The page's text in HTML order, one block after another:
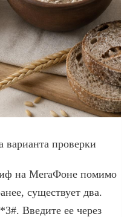
варианта проверки
на МегаФоне помимо
существует два.
Введите ее через